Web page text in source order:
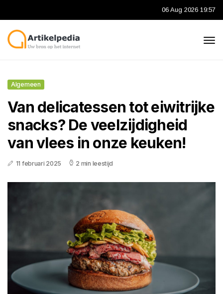
06 Aug 2026 19:57
Algemeen
Van delicatessen tot eiwitrijke
snacks? De veelzijdigheid
van vlees in onze keuken!
11 februari 2025 2 min leestijd